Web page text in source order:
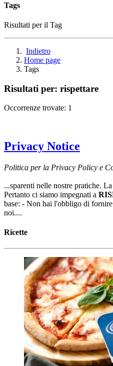
Tags
Risultati per il Tag
Indietro
Home page
Tags
Risultati per: rispettare
Occorrenze trovate: 1
Privacy Notice
Politica per la Privacy Policy e
...sparenti nelle nostre pratiche.
Pertanto ci siamo impegnati a
base: - Non hai l'obbligo di
noi....
Ricette